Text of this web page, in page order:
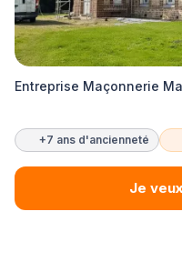
Entreprise Maçonnerie
+7 ans d'ancienneté
Je